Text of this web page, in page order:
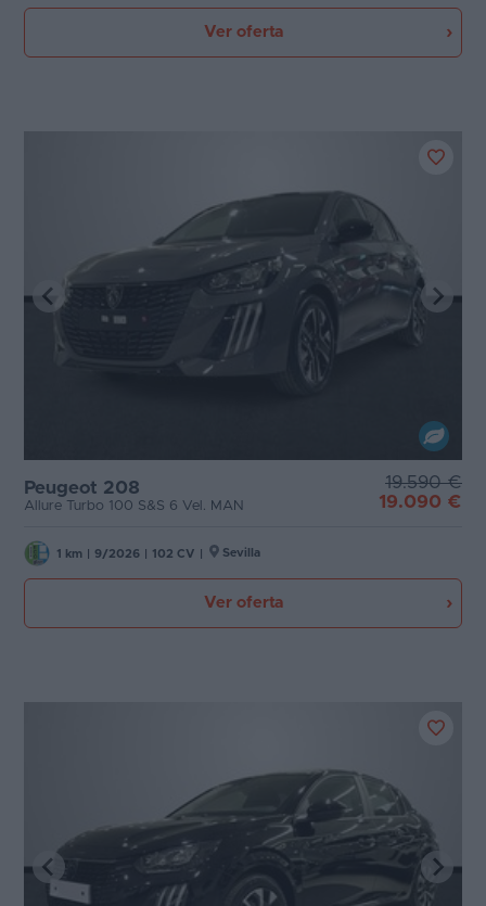
Ver oferta
Peugeot 208
Allure Turbo 100 S&S 6 Vel. MAN
19.590 €
19.090 €
1 km 9/2026 102 CV Sevilla
Ver oferta